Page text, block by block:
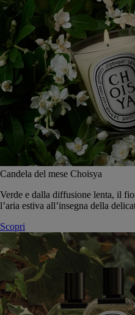
Candela del mese Choisya
Verde e dalla diffusione lenta, il
l’aria estiva all’insegna della
Scopri